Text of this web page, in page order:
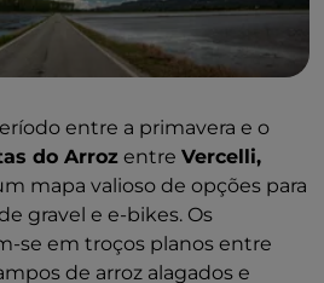
topo da cúpula neoclássica
, emNovara. De
pedalar ao longo doCanal
, avistando no horizonte
medievais, antigas
enogastronómica, ou
ou de bicicleta
Baragge(também
do Piemonte” devido às
entre a primavera e o
do Arroz entre Vercelli,
mapa valioso de opções para
gravel e e-bikes. Os
se em troços planos entre
de arroz alagados e